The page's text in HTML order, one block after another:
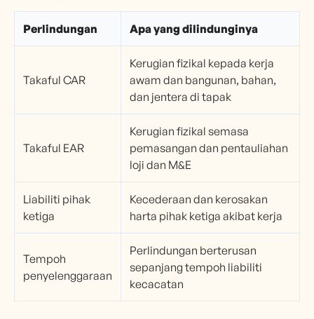
Perlindungan Apa yang dilindunginya
Takaful CAR
Kerugian fizikal kepada kerja
awam dan bangunan, bahan,
dan jentera di tapak
Takaful EAR
Kerugian fizikal semasa
pemasangan dan pentauliahan
loji dan M&E
Liabiliti pihak
ketiga
Kecederaan dan kerosakan
harta pihak ketiga akibat kerja
Tempoh
penyelenggaraan
Perlindungan berterusan
sepanjang tempoh liabiliti
kecacatan